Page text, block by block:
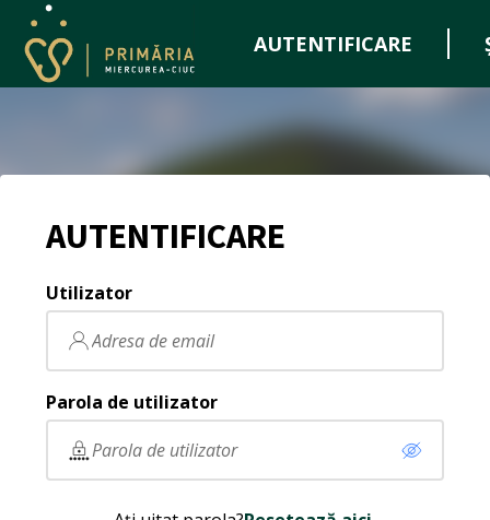
AUTENTIFICARE
AUTENTIFICARE
Utilizator
Parola de utilizator